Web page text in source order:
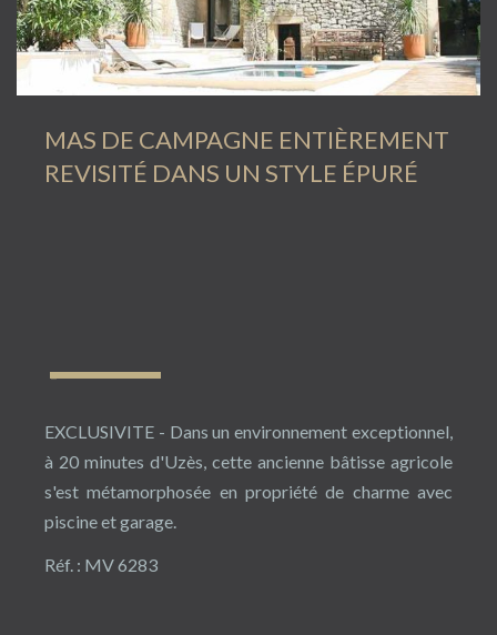
MAS DE CAMPAGNE ENTIÈREMENT
REVISITÉ DANS UN STYLE ÉPURÉ
EXCLUSIVITE - Dans un environnement exceptionnel,
à 20 minutes d'Uzès, cette ancienne bâtisse agricole
s'est métamorphosée en propriété de charme avec
piscine et garage.
Réf. : MV 6283